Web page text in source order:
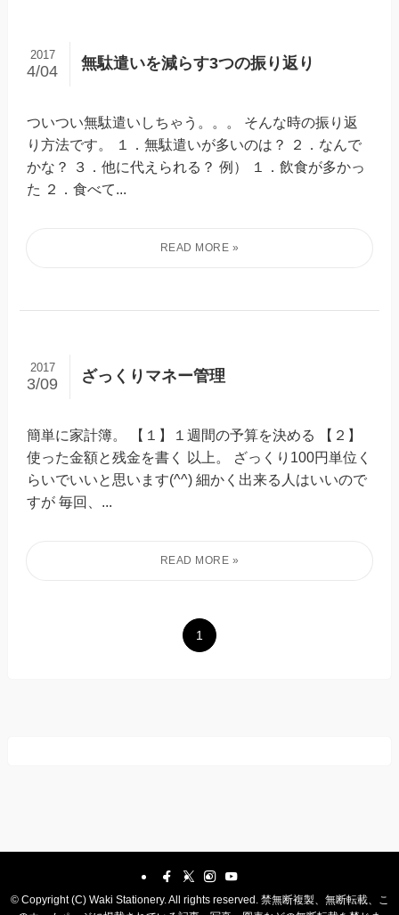
無駄遣いを減らす3つの振り返り
2017
4/04
ついつい無駄遣いしちゃう。。。 そんな時の振り返
り方法です。 １．無駄遣いが多いのは？ ２．なんで
かな？ ３．他に代えられる？ 例） １．飲食が多かっ
た ２．食べて...
ざっくりマネー管理
2017
3/09
簡単に家計簿。 【１】１週間の予算を決める 【２】
使った金額と残金を書く 以上。 ざっくり100円単位く
らいでいいと思います(^^) 細かく出来る人はいいので
すが 毎回、...
1
©Copyright (C) Waki Stationery. All rights reserved. 禁無断複製、無断転載、こ